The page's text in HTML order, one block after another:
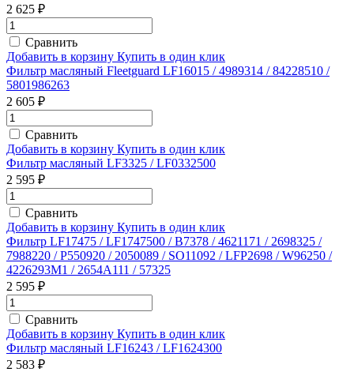
2 625 ₽
Сравнить
Добавить в корзину Купить в один клик
Фильтр масляный Fleetguard LF16015 / 4989314 / 84228510 /
5801986263
2 605 ₽
Сравнить
Добавить в корзину Купить в один клик
Фильтр масляный LF3325 / LF0332500
2 595 ₽
Сравнить
Добавить в корзину Купить в один клик
Фильтр LF17475 / LF1747500 / B7378 / 4621171 / 2698325 /
7988220 / P550920 / 2050089 / SO11092 / LFP2698 / W96250 /
4226293M1 / 2654A111 / 57325
2 595 ₽
Сравнить
Добавить в корзину Купить в один клик
Фильтр масляный LF16243 / LF1624300
2 583 ₽